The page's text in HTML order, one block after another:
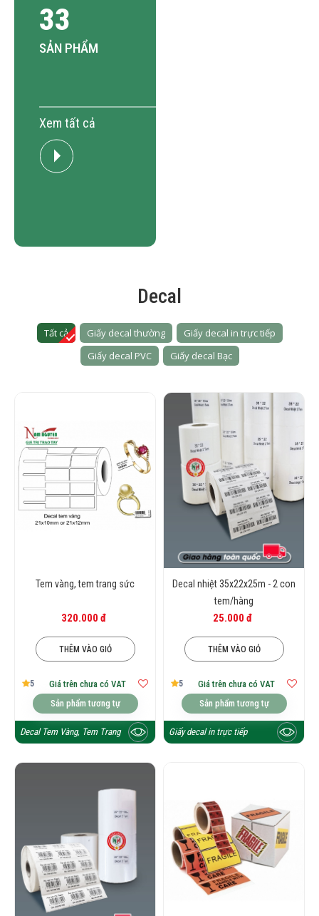
33
SẢN PHẨM
Xem tất cả
Decal
Tất cả Giấy decal thường
Giấy decal in trực tiếp
Giấy decal PVC
Giấy decal Bạc
Tem vàng, tem trang sức
320.000 đ
THÊM VÀO GIỎ
5
Giá trên chưa có VAT
Sản phẩm tương tự
Decal Tem Vàng, Tem Trang Sức
Decal nhiệt 35x22x25m - 2 con
tem/hàng
25.000 đ
THÊM VÀO GIỎ
5
Giá trên chưa có VAT
Sản phẩm tương tự
Giấy decal in trực tiếp